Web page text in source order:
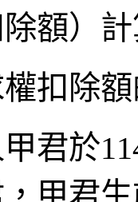
額）
扣除
甲君於